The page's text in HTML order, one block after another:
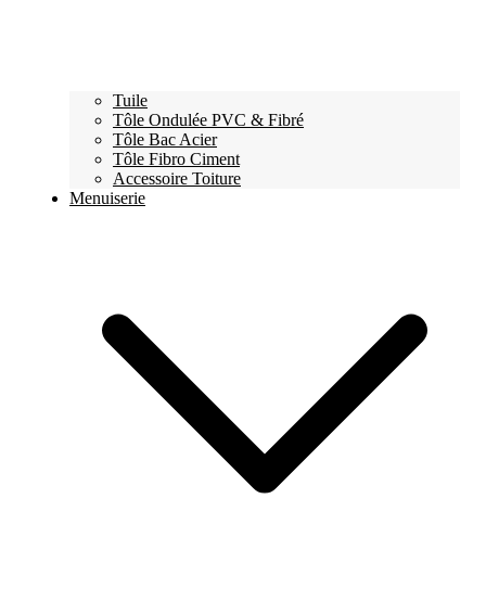
Tuile
Tôle Ondulée PVC & Fibré
Tôle Bac Acier
Tôle Fibro Ciment
Accessoire Toiture
Menuiserie